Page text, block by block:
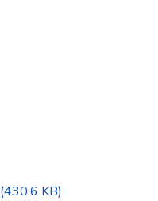
(430.6 KB)